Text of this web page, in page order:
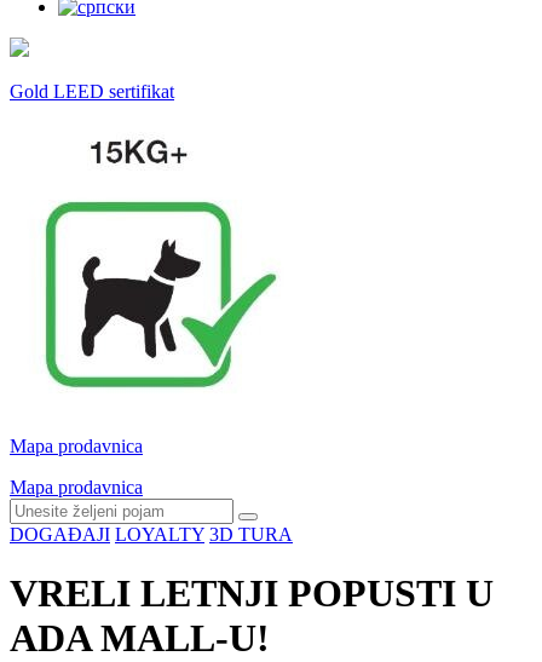
Gold LEED sertifikat
Mapa prodavnica
Mapa prodavnica
DOGAĐAJI LOYALTY 3D TURA
VRELI LETNJI POPUSTI U
ADA MALL-U!